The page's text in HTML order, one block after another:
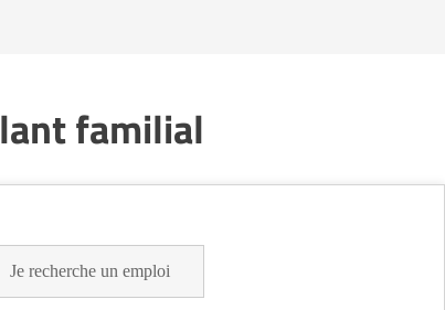
familial
Je recherche un emploi